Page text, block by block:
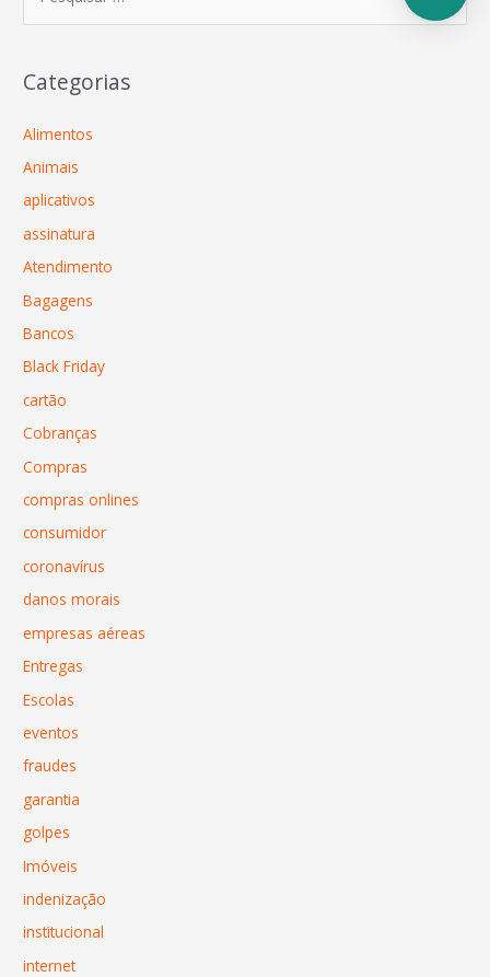
Categorias
Alimentos
Animais
aplicativos
assinatura
Atendimento
Bagagens
Bancos
Black Friday
cartão
Cobranças
Compras
compras onlines
consumidor
coronavírus
danos morais
empresas aéreas
Entregas
Escolas
eventos
fraudes
garantia
golpes
Imóveis
indenização
institucional
internet